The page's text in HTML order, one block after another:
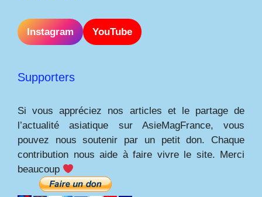
Instagram YouTube
Supporters
Si vous appréciez nos articles et le partage de
l’actualité asiatique sur AsieMagFrance, vous
pouvez nous soutenir par un petit don. Chaque
contribution nous aide à faire vivre le site. Merci
beaucoup